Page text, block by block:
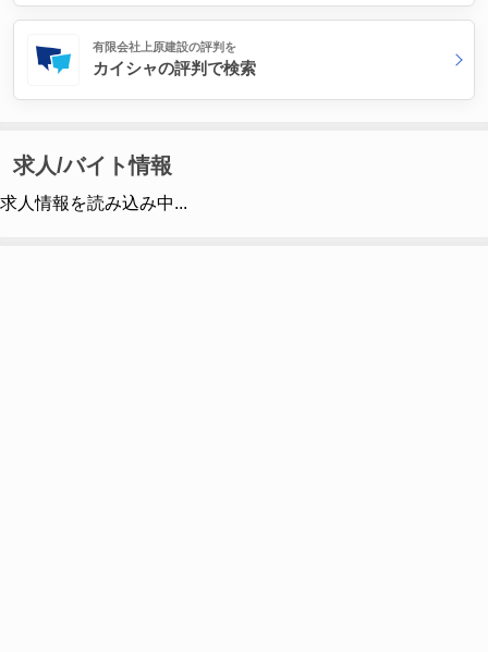
有限会社上原建設の評判を
カイシャの評判で検索
求人/バイト情報
求人情報を読み込み中...